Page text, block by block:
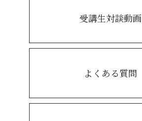
受講生対談動画
よくある質問